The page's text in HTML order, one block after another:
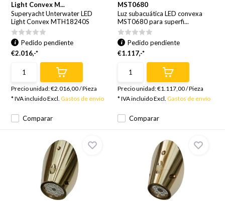
Light Convex M...
Superyacht Unterwater LED
Light Convex MTH18240S
Comparar
Pedido pendiente
€2.016,-*
Precio unidad:€2.016,00/Pieza
* IVA incluido Excl.Gastos de envío
MST0680
Luz subacuática LED convexa
MST0680 para superfi...
Comparar
Pedido pendiente
€1.117,-*
Precio unidad:€1.117,00/Pieza
* IVA incluido Excl. Gastos de envío